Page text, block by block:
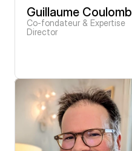
Guillaume Coulomb
Co-fondateur & Expertise
Director